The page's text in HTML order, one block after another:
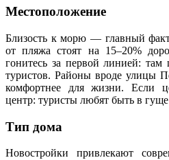
Местоположение
Близость к морю — главный
от пляжа стоят на 15–20%
гонитесь за первой линией:
туристов. Районы вроде улицы
комфортнее для жизни. Если
центр: туристы любят быть в
Тип дома
Новостройки привлекают